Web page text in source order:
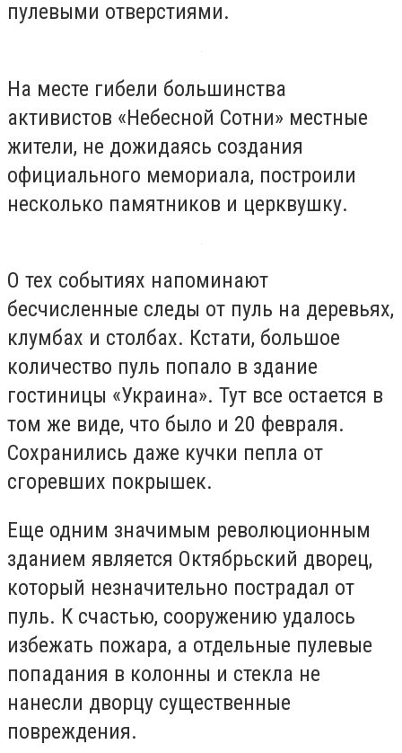
пулевыми отверстиями.
На месте гибели большинства
активистов «Небесной Сотни» местные
жители, не дожидаясь создания
официального мемориала, построили
несколько памятников и церквушку.
О тех событиях напоминают
бесчисленные следы от пуль на деревьях,
клумбах и столбах. Кстати, большое
количество пуль попало в здание
гостиницы «Украина». Тут все остается в
том же виде, что было и 20 февраля.
Сохранились даже кучки пепла от
сгоревших покрышек.
Еще одним значимым революционным
зданием является Октябрьский дворец,
который незначительно пострадал от
пуль. К счастью, сооружению удалось
избежать пожара, а отдельные пулевые
попадания в колонны и стекла не
нанесли дворцу существенные
повреждения.